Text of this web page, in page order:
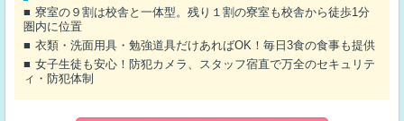
寮室の９割は校舎と一体型。残り１割の寮室も校舎から徒歩1分
圏内に位置
衣類・洗面用具・勉強道具だけあればOK！毎日3食の食事も提供
女子生徒も安心！防犯カメラ、スタッフ宿直で万全のセキュリテ
ィ・防犯体制